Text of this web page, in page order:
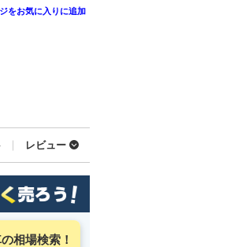
をお気に入りに追加
レビュー
相場検索！